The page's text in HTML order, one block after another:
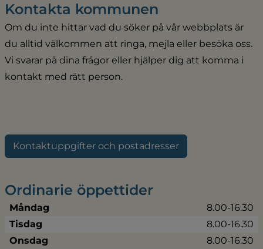
Kontakta kommunen
Om du inte hittar vad du söker på vår webbplats är
du alltid välkommen att ringa, mejla eller besöka oss.
Vi svarar på dina frågor eller hjälper dig att komma i
kontakt med rätt person.
Kontaktuppgifter och postadresser
Ordinarie öppettider
Måndag
8.00-16.30
Tisdag
8.00-16.30
Onsdag
8.00-16.30